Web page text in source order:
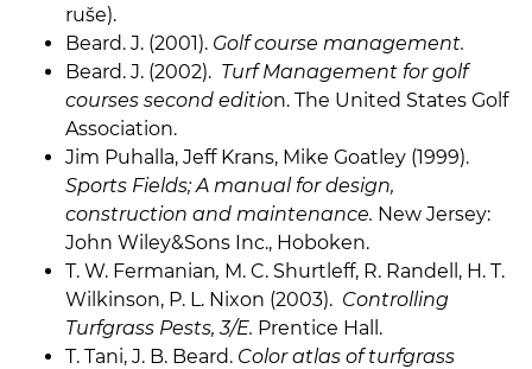
ruše).
Beard. J. (2001). Golf course management.
Beard. J. (2002). Turf Management for golf
courses second edition. The United States Golf
Association.
Jim Puhalla, Jeff Krans, Mike Goatley (1999).
Sports Fields; A manual for design,
construction and maintenance. New Jersey:
John Wiley&Sons Inc., Hoboken.
T. W. Fermanian, M. C. Shurtleff, R. Randell, H. T.
Wilkinson, P. L. Nixon (2003). Controlling
Turfgrass Pests, 3/E. Prentice Hall.
T. Tani, J. B. Beard. Color atlas of turfgrass